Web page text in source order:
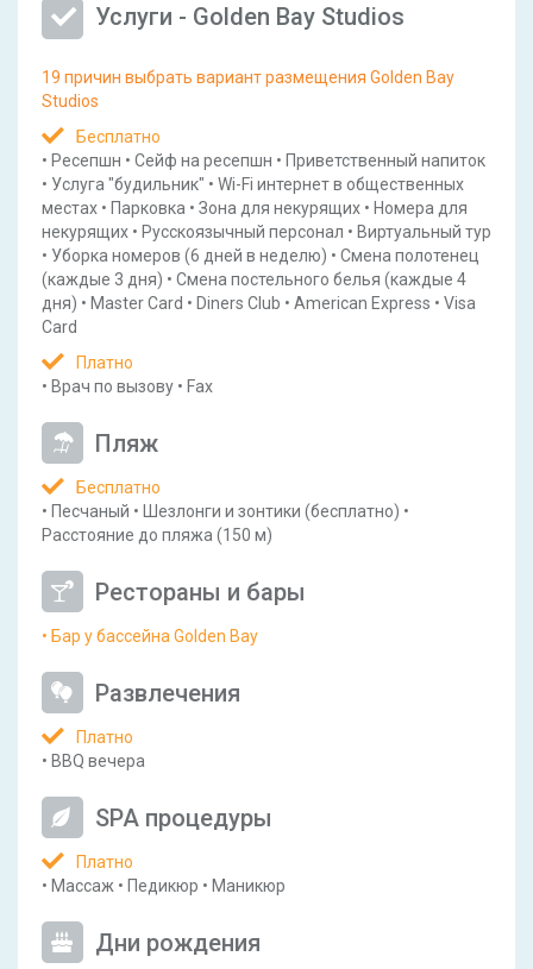
Услуги - Golden Bay Studios
19 причин выбрать вариант размещения Golden Bay
Studios
Бесплатно
• Ресепшн • Сейф на ресепшн • Приветственный напиток
• Услуга "будильник" • Wi-Fi интернет в общественных
местах • Парковка • Зона для некурящих • Номера для
некурящих • Русскоязычный персонал • Виртуальный тур
• Уборка номеров (6 дней в неделю) • Смена полотенец
(каждые 3 дня) • Смена постельного белья (каждые 4
дня) • Master Card • Diners Club • American Express • Visa
Card
Платно
• Врач по вызову • Fax
Пляж
Бесплатно
• Песчаный • Шезлонги и зонтики (бесплатно) •
Расстояние до пляжа (150 м)
Рестораны и бары
• Бар у бассейна Golden Bay
Развлечения
Платно
• BBQ вечера
SPA процедуры
Платно
• Массаж • Педикюр • Маникюр
Дни рождения